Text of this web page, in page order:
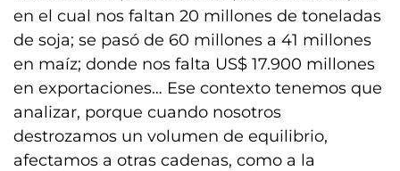
en el cual nos faltan 20 millones de toneladas
de soja; se pasó de 60 millones a 41 millones
en maíz; donde nos falta US$ 17.900 millones
en exportaciones… Ese contexto tenemos que
analizar, porque cuando nosotros
destrozamos un volumen de equilibrio,
afectamos a otras cadenas, como a la